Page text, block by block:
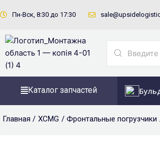
к
Пн-Вск, 8:30 до 17:30
Каталог запчастей
Главная / XCMG / Фронтальные погрузчики